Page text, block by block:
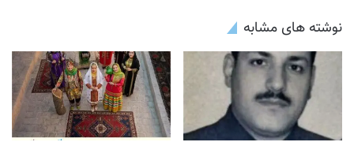
نوشته های مشابه